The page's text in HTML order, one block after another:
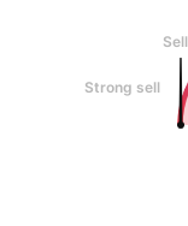
Sell
Strong sell